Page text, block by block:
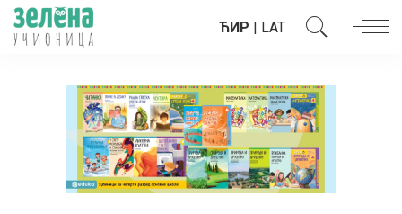
ЋИР | LAT